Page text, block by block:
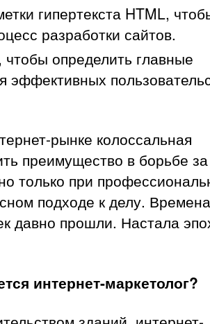
гипертекста HTML,
разработки сайтов.
определить главные
эффективных
рынке колоссальная
преимущество в борьбе за
только при
подходе к делу. Времена
давно прошли. Настала
интернет-маркетолог?